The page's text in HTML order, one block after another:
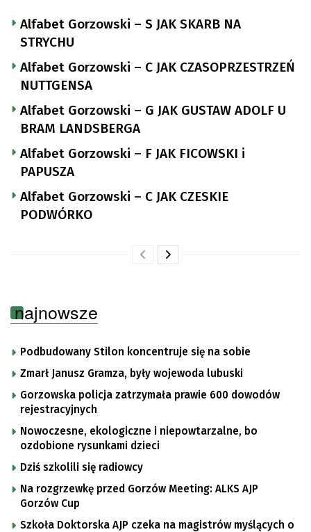
Alfabet Gorzowski – S JAK SKARB NA
STRYCHU
Alfabet Gorzowski – C JAK CZASOPRZESTRZEŃ
NUTTGENSA
Alfabet Gorzowski – G JAK GUSTAW ADOLF U
BRAM LANDSBERGA
Alfabet Gorzowski – F JAK FICOWSKI i
PAPUSZA
Alfabet Gorzowski – C JAK CZESKIE
PODWÓRKO
najnowsze
Podbudowany Stilon koncentruje się na sobie
Zmarł Janusz Gramza, były wojewoda lubuski
Gorzowska policja zatrzymała prawie 600 dowodów
rejestracyjnych
Nowoczesne, ekologiczne i niepowtarzalne, bo
ozdobione rysunkami dzieci
Dziś szkolili się radiowcy
Na rozgrzewkę przed Gorzów Meeting: ALKS AJP
Gorzów Cup
Szkoła Doktorska AJP czeka na magistrów myślących o